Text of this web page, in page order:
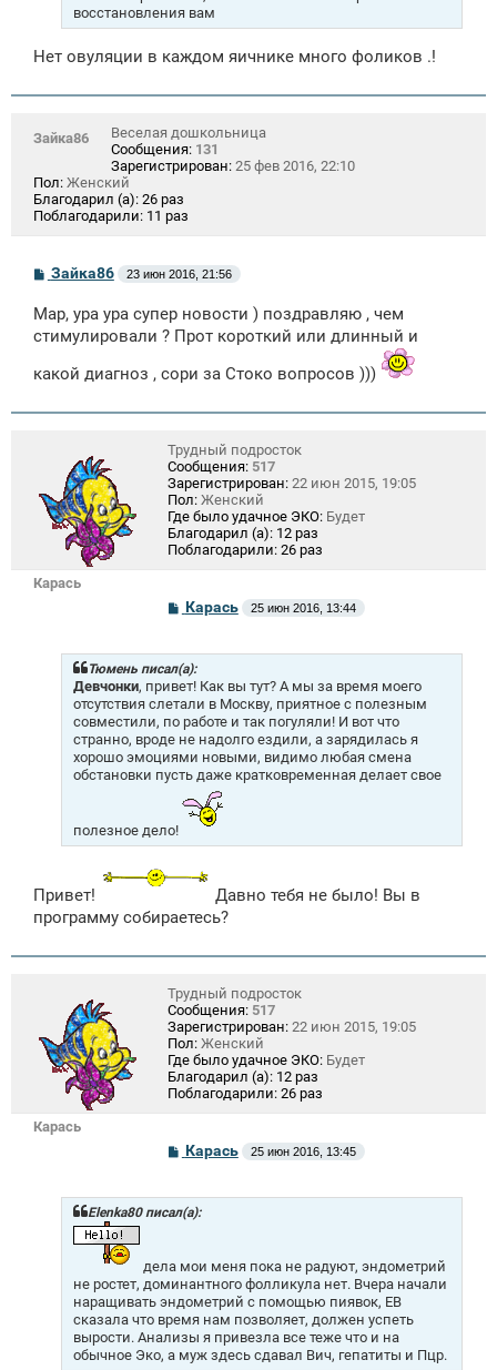
восстановления вам
Нет овуляции в каждом яичнике много фоликов .!
Зайка86
Веселая дошкольница
Сообщения: 131
Зарегистрирован: 25 фев 2016, 22:10
Пол: Женский
Благодарил (а): 26 раз
Поблагодарили: 11 раз
С
о
б
щ
и
Зайка86 23 июн 2016, 21:56
Мар, ура ура супер новости ) поздравляю , чем
стимулировали ? Прот короткий или длинный и
какой диагноз , сори за Стоко вопросов )))
Карась
Трудный подросток
Сообщения: 517
Зарегистрирован: 22 июн 2015, 19:05
Пол: Женский
Где было удачное ЭКО: Будет
Благодарил (а): 12 раз
Поблагодарили: 26 раз
С
о
б
щ
е
н
и
е
Карась 25 июн 2016, 13:44
Тюмень писал(а):
Девчонки, привет! Как вы тут? А мы за время моего
отсутствия слетали в Москву, приятное с полезным
совместили, по работе и так погуляли! И вот что
странно, вроде не надолго ездили, а зарядилась я
хорошо эмоциями новыми, видимо любая смена
обстановки пусть даже кратковременная делает свое
полезное дело!
Привет!
Давно тебя не было! Вы в
программу собираетесь?
Карась
Трудный подросток
Сообщения: 517
Зарегистрирован: 22 июн 2015, 19:05
Пол: Женский
Где было удачное ЭКО: Будет
Благодарил (а): 12 раз
Поблагодарили: 26 раз
С
б
щ
е
Карась 25 июн 2016, 13:45
Elenka80 писал(а):
дела мои меня пока не радуют, эндометрий
не ростет, доминантного фолликула нет. Вчера начали
наращивать эндометрий с помощью пиявок, ЕВ
сказала что время нам позволяет, должен успеть
вырости. Анализы я привезла все теже что и на
обычное Эко, а муж здесь сдавал Вич, гепатиты и Пцр.